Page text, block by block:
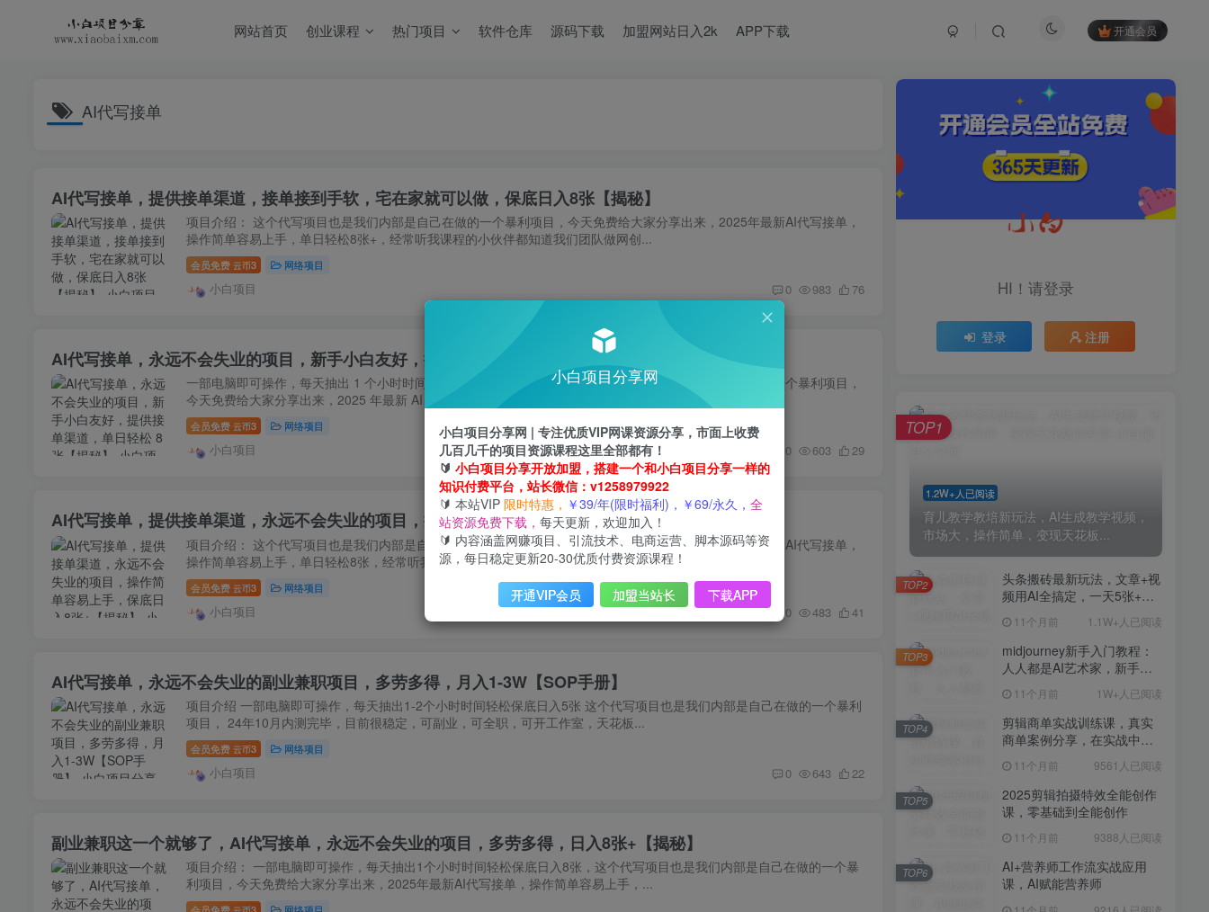
网站首页 创业课程 热门项目 软件仓库 源码下载 加盟网站日入2k APP下载 开通会员
AI代写接单
AI代写接单，提供接单渠道，接单接到手软，宅在家就可以做，保底日入8张【揭秘】
项目介绍： 这个代写项目也是我们内部是自己在做的一个暴利项目，今天免费给大家分享出来，2025年最新AI代写接单，
操作简单容易上手，单日轻松8张+，经常听我课程的小伙伴都知道我们团队做网创...
会员免费 云币3 网络项目
小白项目 0 983 76
AI代写接单，永远不会失业的项目，新手小白友好，提供接单渠道，单日轻松 8张【揭秘】
一部电脑即可操作，每天抽出 1 个小时时间轻松保底日入 8张+，这个代写项目也是我们内部是自己在做的一个暴利项目，
今天免费给大家分享出来，2025 年最新 AI 代写接单，操作简单容易上手，单日...
会员免费 云币3 网络项目
小白项目 0 603 29
AI代写接单，提供接单渠道，永远不会失业的项目，操作简单容易上手，保底日入8张+【揭秘】
项目介绍： 这个代写项目也是我们内部是自己在做的一个暴利项目，今天免费给大家分享出来，2025年最新AI代写接单，
操作简单容易上手，单日轻松8张，经常听我课程的小伙伴都知道我们团队做网创变...
会员免费 云币3 网络项目
小白项目 0 483 41
AI代写接单，永远不会失业的副业兼职项目，多劳多得，月入1-3W【SOP手册】
项目介绍 一部电脑即可操作，每天抽出1-2个小时时间轻松保底日入5张 这个代写项目也是我们内部是自己在做的一个暴利
项目， 24年10月内测完毕，目前很稳定，可副业，可全职，可开工作室，天花板...
会员免费 云币3 网络项目
小白项目 0 643 22
副业兼职这一个就够了，AI代写接单，永远不会失业的项目，多劳多得，日入8张+【揭秘】
项目介绍： 一部电脑即可操作，每天抽出1个小时时间轻松保底日入8张，这个代写项目也是我们内部是自己在做的一个暴
利项目，今天免费给大家分享出来，2025年最新AI代写接单，操作简单容易上手，...
1.2W+人已阅读
育儿教学教培新玩法，AI生成教学视频，
市场大，操作简单，变现天花板...
TOP1
频用AI全搞定，一天5张+不
是问题，每天只需10分钟
midjourney新手入门教程：
人人都是AI艺术家，新手小
TOP4
11个月前 9388人已阅读
TOP5
AI+营养师工作流实战应用
课，AI赋能营养师
11个月前 9216人已阅读
TOP6
外贸营销策划SOP系统课
程，打开跨境电商企业线上
营销任督二脉
11个月前 9147人已阅读
2025拼多多虚拟电商项目，
无需手动发货回复，0成本，
轻松月入1-5W【揭秘】
11个月前 7803人已阅读
Coze扣子工作流一键生成小
说推文视频，实战教学保姆
级教程11个月前 7430人已阅读
高客单IP课，搞定成交，搞
定高客单IP，翻倍变现，轻
松卖爆，不销而销
11个月前 6240人已阅读
HI！请登录
登录 注册
1.2W+人已阅读
育儿教学教培新玩法，AI生成教学视频，
市场大，操作简单，变现天花板...
TOP1
头条搬砖最新玩法，文章+视
频用AI全搞定，一天5张+不
11个月前 1.1W+人已阅读
TOP2
midjourney新手入门教程：
人人都是AI艺术家，新手小
11个月前 1W+人已阅读
TOP3
剪辑商单实战训练课，真实
商单案例分享，在实战中练
11个月前 9561人已阅读
TOP4
2025剪辑拍摄特效全能创作
课，零基础到全能创作
11个月前 9388人已阅读
TOP5
AI+营养师工作流实战应用
课，AI赋能营养师
TOP6
小白项目分享网
小白项目分享网 | 专注优质VIP网课资源分享，市面上收费
几百几千的项目资源课程这里全部都有！
🔰 小白项目分享开放加盟，搭建一个和小白项目分享一样的
知识付费平台，站长微信：v1258979922
🔰 本站VIP 限时特惠， ￥39/年(限时福利)，￥69/永久， 全
站资源免费下载， 每天更新，欢迎加入！
🔰 内容涵盖网赚项目、引流技术、电商运营、脚本源码等资
源，每日稳定更新20-30优质付费资源课程！
开通VIP会员 加盟当站长 下载APP